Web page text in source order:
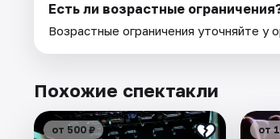
Есть ли возрастные
Возрастные ограничения уточняйте у
Похожие спектакли
от 500 ₽ от